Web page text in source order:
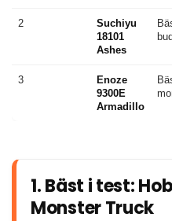
2
Suchiyu
18101
Ashes
3
Enoze
9300E
Armadillo
1. Bäst i test:
Monster Truck